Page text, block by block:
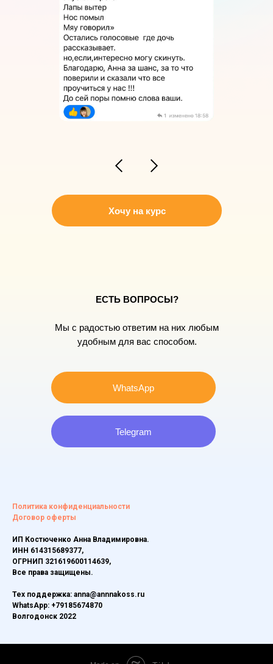
Хочу на курс
ЕСТЬ ВОПРОСЫ?
Мы с радостью ответим на них любым
удобным для вас способом.
WhatsApp
Telegram
Политика конфиденциальности
Договор оферты
ИП Костюченко Анна Владимировна.
ИНН 614315689377,
ОГРНИП 321619600114639,
Все права защищены.
Тех поддержка: anna@annnakoss.ru
WhatsApp: +79185674870
Волгодонск 2022